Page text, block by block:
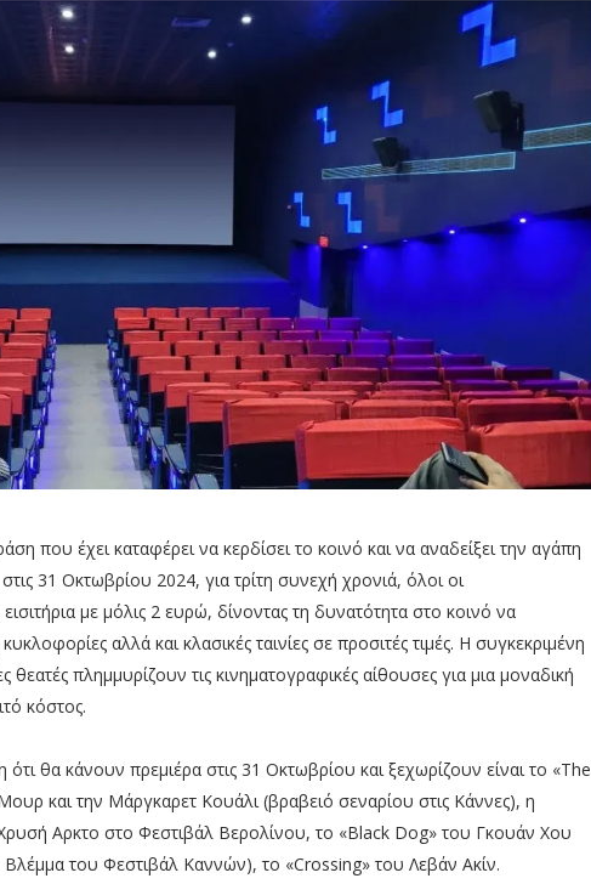
που έχει καταφέρει να κερδίσει το κοινό και να αναδείξει την αγάπη
31 Οκτωβρίου 2024, για τρίτη συνεχή χρονιά, όλοι οι
με μόλις 2 ευρώ, δίνοντας τη δυνατότητα στο κοινό να
αλλά και κλασικές ταινίες σε προσιτές τιμές. Η συγκεκριμένη
πλημμυρίζουν τις κινηματογραφικές αίθουσες για μια μοναδική
κόστος.
ότι θα κάνουν πρεμιέρα στις 31 Οκτωβρίου και ξεχωρίζουν είναι το «The
και την Μάργκαρετ Κουάλι (βραβειό σεναρίου στις Κάννες), η
Αρκτο στο Φεστιβάλ Βερολίνου, το «Black Dog» του Γκουάν Χου
Βλέμμα του Φεστιβάλ Καννών), το «Crossing» του Λεβάν Ακίν.